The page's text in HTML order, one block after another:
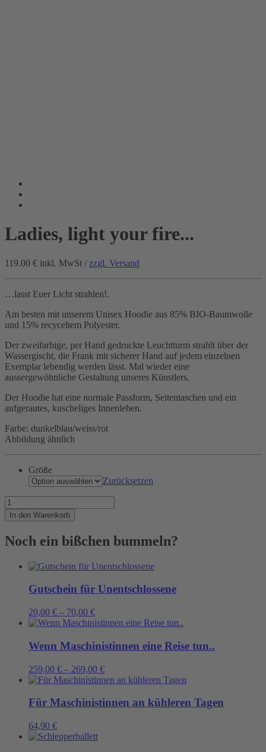
Ladies, light your fire...
119.00 € inkl. MwSt / zzgl. Versand
…lasst Euer Licht strahlen!.
Am besten mit unserem Unisex Hoodie aus 85% BIO-Baumwolle
und 15% recyceltem Polyester.
Der zweifarbige, per Hand gedruckte Leuchtturm strahlt über der
Wassergischt, die Frank mit sicherer Hand auf jedem einzelnen
Exemplar lebendig werden lässt. Mal wieder eine
aussergewöhnliche Gestaltung unseres Künstlers.
Der Hoodie hat eine normale Passform, Seitentaschen und ein
aufgerautes, kuscheliges Innenleben.
Farbe: dunkelblau/weiss/rot
Abbildung ähnlich
Größe
Zurücksetzen
Ladies,
light
your
Menge
In den Warenkorb
Noch ein bißchen bummeln?
Gutschein für Unentschlossene
20,00 € – 70,00 €
Wenn Maschinistinnen eine Reise tun..
259,00 € – 269,00 €
Für Maschinistinnen an kühleren Tagen
64,90 €